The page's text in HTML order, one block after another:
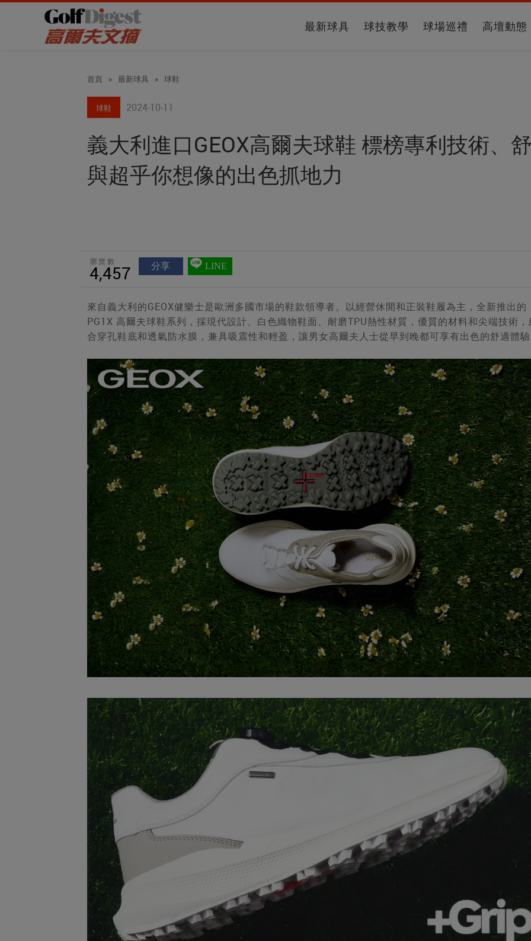
最新球具 球技教學 球場巡禮 高壇動態
首頁 » 最新球具 » 球鞋
球鞋 2024-10-11
義大利進口GEOX高爾夫球鞋 標榜專利技術、
與超乎你想像的出色抓地力
瀏覽數
4,457 分享 LINE
來自義大利的GEOX健樂士是歐洲多國市場的鞋款領導者。以經營休閒和正裝鞋履為主，全新推出的
PG1X 高爾夫球鞋系列，採現代設計、白色織物鞋面、耐磨TPU熱性材質，優質的材料和尖端技術，
合穿孔鞋底和透氣防水膜，兼具吸震性和輕盈，讓男女高爾夫人士從早到晚都可享有出色的舒適體